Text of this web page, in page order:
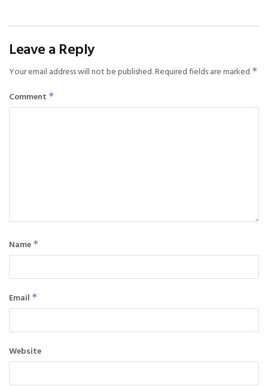
Leave a Reply
Your email address will not be published.Required fields are marked *
Comment *
Name *
Email *
Website